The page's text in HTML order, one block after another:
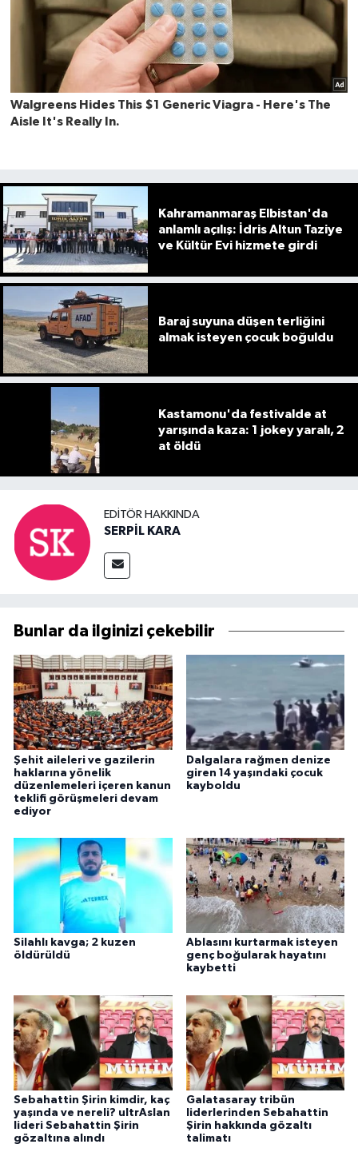
Kahramanmaraş Elbistan'da
anlamlı açılış: İdris Altun Taziye
ve Kültür Evi hizmete girdi
Baraj suyuna düşen terliğini
almak isteyen çocuk boğuldu
Kastamonu'da festivalde at
yarışında kaza: 1 jokey yaralı, 2
at öldü
EDITÖR HAKKINDA
SERPİL KARA
Bunlar da ilginizi çekebilir
Şehit aileleri ve gazilerin
haklarına yönelik
düzenlemeleri içeren kanun
teklifi görüşmeleri devam
ediyor
Dalgalara rağmen denize
giren 14 yaşındaki çocuk
kayboldu
Silahlı kavga; 2 kuzen
öldürüldü
Ablasını kurtarmak isteyen
genç boğularak hayatını
kaybetti
Sebahattin Şirin kimdir, kaç
yaşında ve nereli? ultrAslan
lideri Sebahattin Şirin
gözaltına alındı
Galatasaray tribün
liderlerinden Sebahattin
Şirin hakkında gözaltı
talimatı